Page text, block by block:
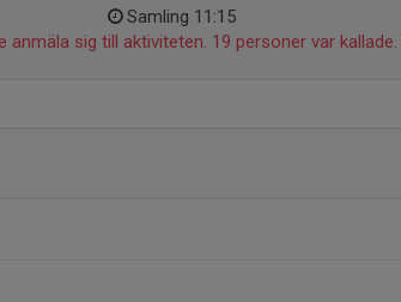
Samling 11:15
anmäla sig till aktiviteten. 19 personer var kallade.